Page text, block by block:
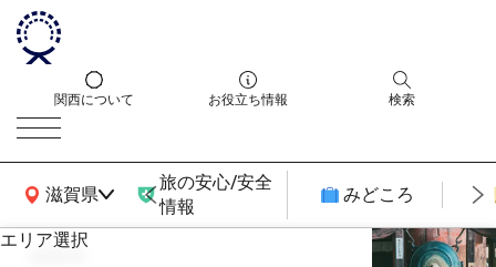
関西について お役立ち情報 検索
滋賀県
関西広域MAP
旅の安心/安全
情報
みどころ
エリア選択
エ
search